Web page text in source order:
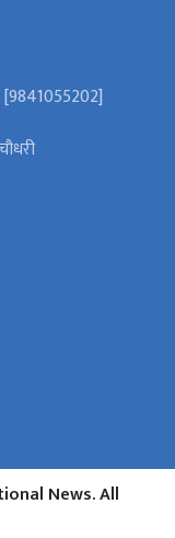
[9841055202]
News. All